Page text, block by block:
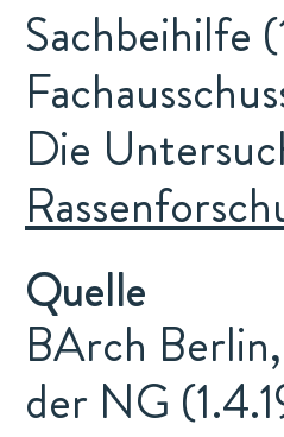
Sachbeihilfe
Die
Quelle
BArch
der NG